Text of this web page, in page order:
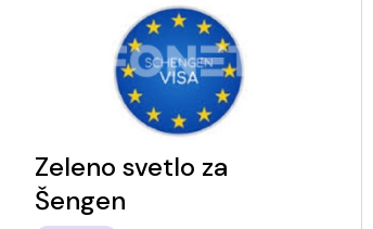
Zeleno svetlo za
Šengen